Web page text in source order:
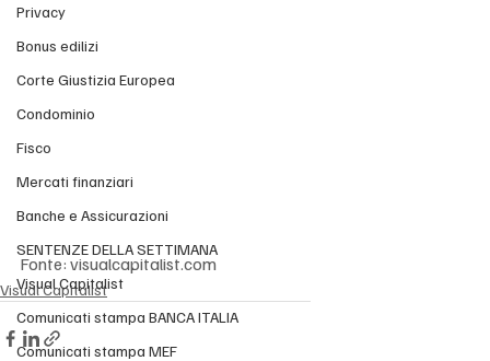
Privacy
Bonus edilizi
Corte Giustizia Europea
Condominio
Fisco
Mercati finanziari
Banche e Assicurazioni
SENTENZE DELLA SETTIMANA
Visual Capitalist
Comunicati stampa BANCA ITALIA
Comunicati stampa MEF
Fonte: visualcapitalist.com
Visual Capitalist